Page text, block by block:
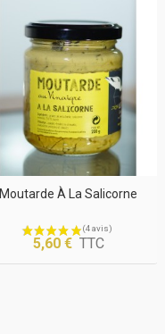
Moutarde À La Salicorne
5,60 € TTC